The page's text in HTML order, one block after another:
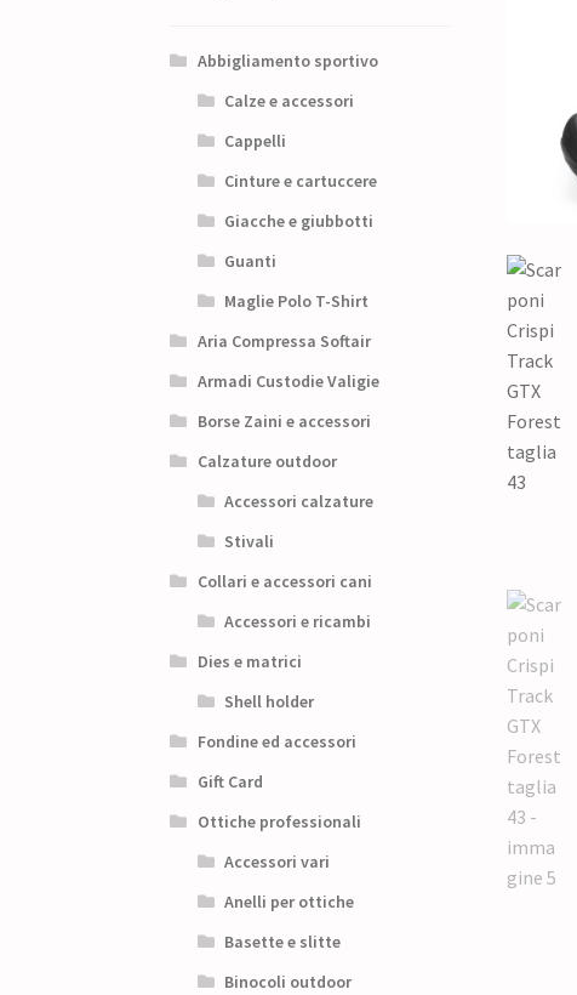
Abbigliamento sportivo
Calze e accessori
Cappelli
Cinture e cartuccere
Giacche e giubbotti
Guanti
Maglie Polo T-Shirt
Aria Compressa Softair
Armadi Custodie Valigie
Borse Zaini e accessori
Calzature outdoor
Accessori calzature
Stivali
Collari e accessori cani
Accessori e ricambi
Dies e matrici
Shell holder
Fondine ed accessori
Gift Card
Ottiche professionali
Accessori vari
Anelli per ottiche
Basette e slitte
Binocoli outdoor